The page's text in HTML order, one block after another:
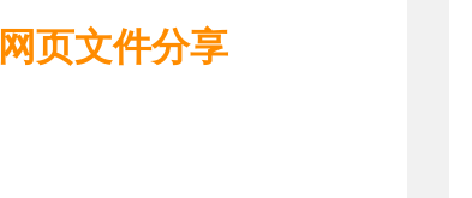
页文件分享